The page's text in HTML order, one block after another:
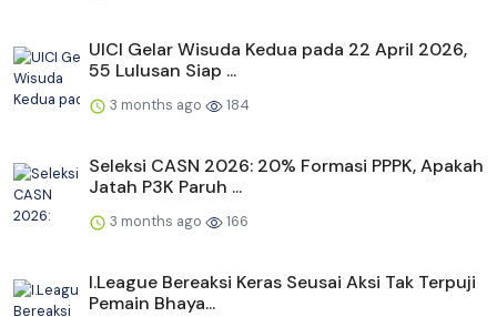
UICI Gelar Wisuda Kedua pada 22 April 2026,
55 Lulusan Siap ...
3 months ago 184
Seleksi CASN 2026: 20% Formasi PPPK, Apakah
Jatah P3K Paruh ...
3 months ago 166
I.League Bereaksi Keras Seusai Aksi Tak Terpuji
Pemain Bhaya...